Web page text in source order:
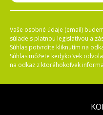
Vaše osobné údaje (email)
súlade s platnou legislatívou a
Súhlas potvrdíte kliknutím na
Súhlas môžete kedykoľvek
na odkaz z ktoréhokoľvek